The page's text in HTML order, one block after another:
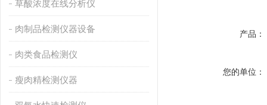
草酸浓度在线分析仪
肉制品检测仪器设备
肉类食品检测仪
瘦肉精检测仪器
产品：
您的单位：